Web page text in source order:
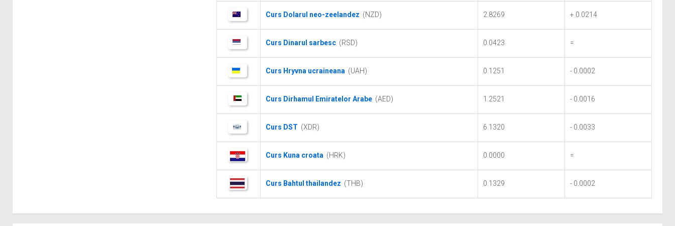
Curs Dolarul neo-zeelandez (NZD) 2.8269 + 0.0214
Curs Dinarul sarbesc (RSD) 0.0423 =
Curs Hryvna ucraineana (UAH) 0.1251 - 0.0002
Curs Dirhamul Emiratelor Arabe (AED) 1.2521 - 0.0016
Curs DST (XDR) 6.1320 - 0.0033
Curs Kuna croata (HRK) 0.0000 =
Curs Bahtul thailandez (THB) 0.1329 - 0.0002